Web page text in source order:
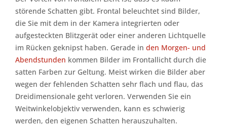
störende Schatten gibt. Frontal beleuchtet sind Bilder,
die Sie mit dem in der Kamera integrierten oder
aufgesteckten Blitzgerät oder einer anderen Lichtquelle
im Rücken geknipst haben. Gerade in den Morgen- und
Abendstunden kommen Bilder im Frontallicht durch die
satten Farben zur Geltung. Meist wirken die Bilder aber
wegen der fehlenden Schatten sehr flach und flau, das
Dreidimensionale geht verloren. Verwenden Sie ein
Weitwinkelobjektiv verwenden, kann es schwierig
werden, den eigenen Schatten herauszuhalten.